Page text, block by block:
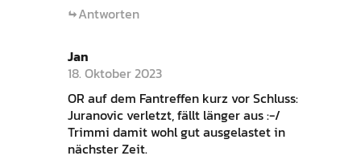
Antworten
Jan
18. Oktober 2023
OR auf dem Fantreffen kurz vor Schluss:
Juranovic verletzt, fällt länger aus :-/
Trimmi damit wohl gut ausgelastet in
nächster Zeit.